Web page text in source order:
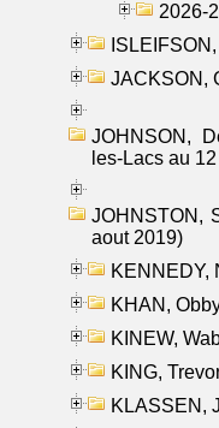
2026-
JACKSON,
JOHNSON,
les-Lacs au
JOHNSTON,
aout 2019)
KENNEDY,
KHAN,
KINEW,
KING,
KLASSEN,